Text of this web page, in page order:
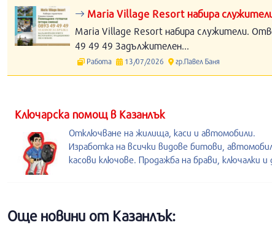
Maria Village Resort набира
Maria Village Resort набира служители.
49 49 49 Задължителен...
Работа 13/07/2026 гр.Павел Баня
Kлючарска помощ в Казанлък
Отключване на жилища, каси и автомобили.
Изработка на всички видове битови,
касови ключове. Продажба на брави, ключалки и
Още новини от Казанлък: